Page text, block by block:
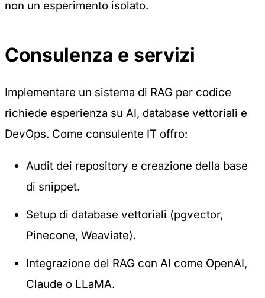
non un esperimento isolato.
Consulenza e servizi
Implementare un sistema di RAG per codice
richiede esperienza su AI, database vettoriali e
DevOps. Come consulente IT offro:
Audit dei repository e creazione della base
di snippet.
Setup di database vettoriali (pgvector,
Pinecone, Weaviate).
Integrazione del RAG con AI come OpenAI,
Claude o LLaMA.